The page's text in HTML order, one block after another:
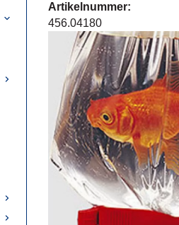
Artikelnummer:
456.04180